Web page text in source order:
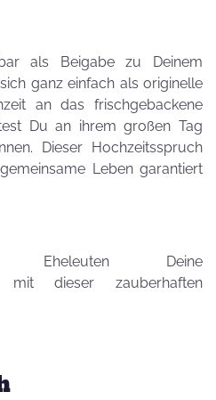
als Beigabe zu Deinem
ganz einfach als originelle
an das frischgebackene
Du an ihrem großen Tag
Dieser Hochzeitsspruch
Leben garantiert
Eheleuten Deine
mit dieser zauberhaften